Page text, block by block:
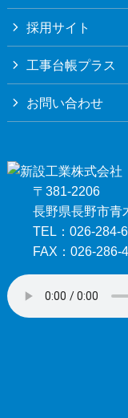
採用サイト
工事台帳プラス
お問い合わせ
〒381-2206
長野県長野市青
TEL：026-284-
FAX：026-286-